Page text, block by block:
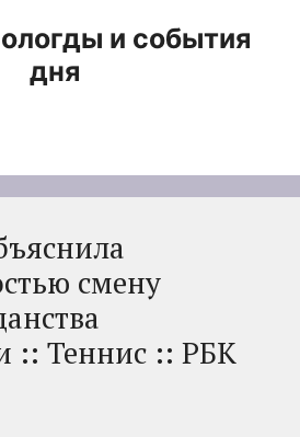
и события
дня
смену
:: Теннис :: РБК